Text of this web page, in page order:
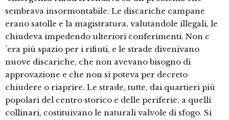
sembrava insormontabile. Le discariche campane
erano satolle e la magistratura, valutandole illegali, le
chiudeva impedendo ulteriori conferimenti. Non c
´era più spazio per i rifiuti, e le strade divenivano
nuove discariche, che non avevano bisogno di
approvazione e che non si poteva per decreto
chiudere o riaprire. Le strade, tutte, dai quartieri più
popolari del centro storico e delle periferie, a quelli
collinari, costituivano le naturali valvole di sfogo. Si